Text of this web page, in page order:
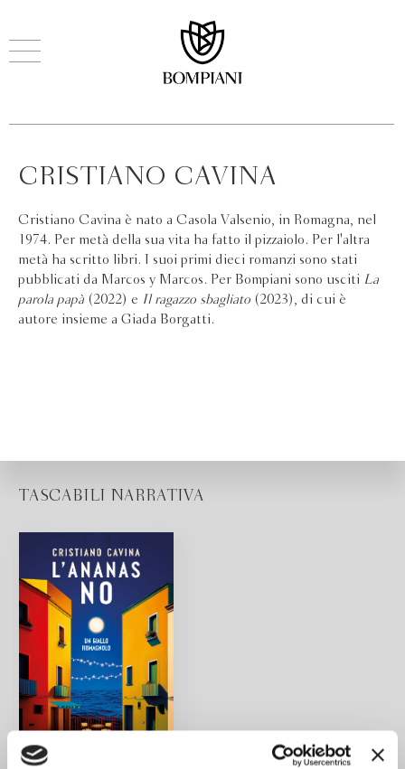
CRISTIANO CAVINA
Cristiano Cavina è nato a Casola Valsenio, in Romagna, nel
1974. Per metà della sua vita ha fatto il pizzaiolo. Per l'altra
metà ha scritto libri. I suoi primi dieci romanzi sono stati
pubblicati da Marcos y Marcos. Per Bompiani sono usciti La
parola papà (2022) e Il ragazzo sbagliato (2023), di cui è
autore insieme a Giada Borgatti.
TASCABILI NARRATIVA